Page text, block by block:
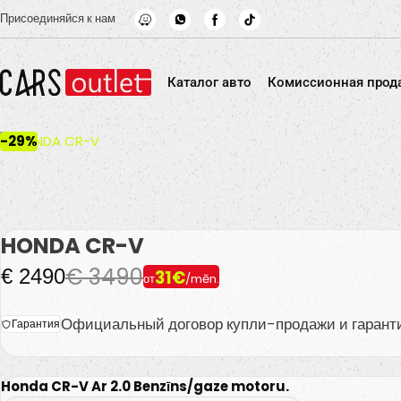
Skip to main content
Присоединяйся к нам
Каталог авто Комиссионная
-29%
HONDA CR-V
от31€/mēn.
€ 3490
€ 2490
ГарантияОфициальный договор купли-продажи и
Honda CR-V Ar 2.0 Benzīns/gaze motoru.